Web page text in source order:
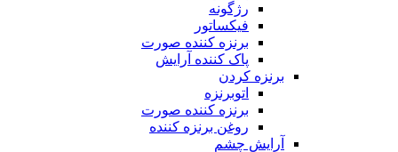
رژگونه
فیکساتور
برنزه کننده صورت
پاک کننده آرایش
برنزه کردن
اتوبرنزه
برنزه کننده صورت
روغن برنزه کننده
آرایش چشم